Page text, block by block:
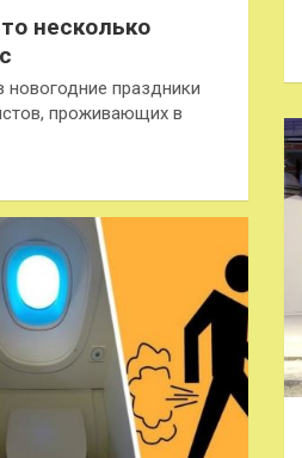
несколько
новогодние праздники
проживающих в